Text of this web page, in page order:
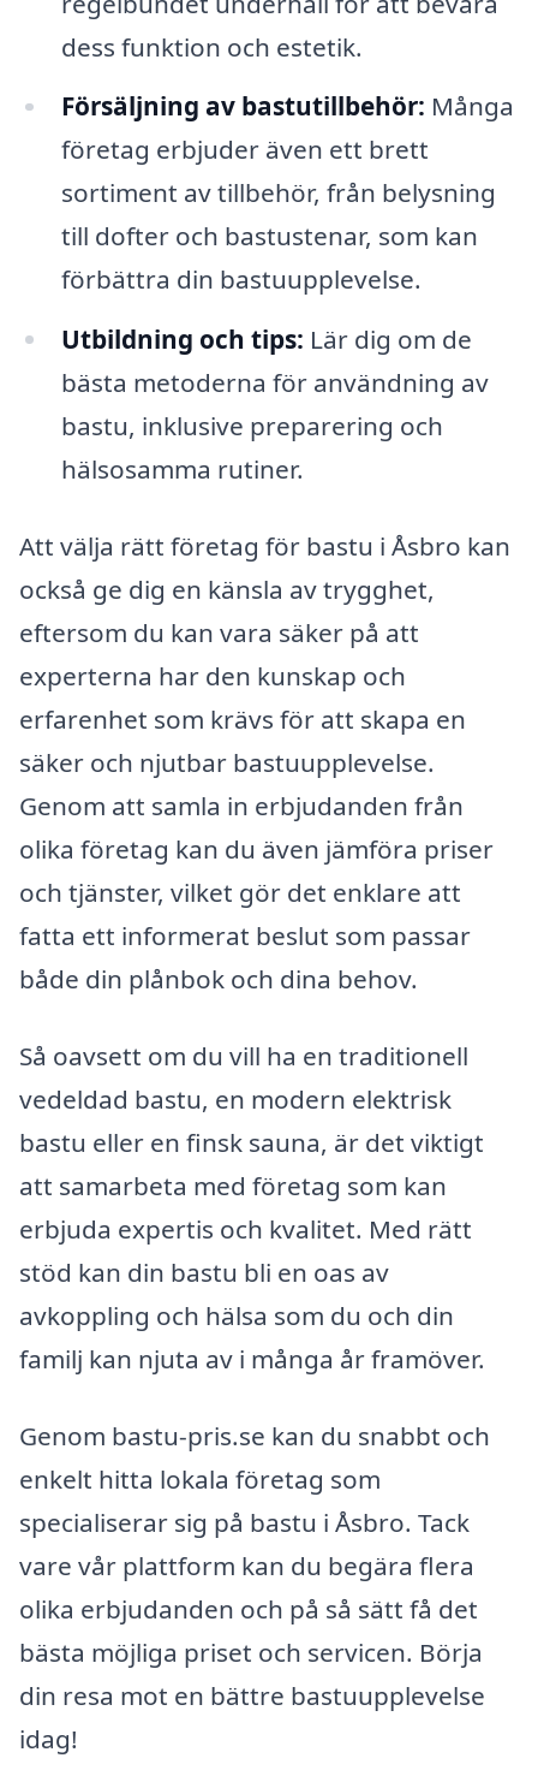
dess funktion och estetik.
Försäljning av bastutillbehör: Många
företag erbjuder även ett brett
sortiment av tillbehör, från belysning
till dofter och bastustenar, som kan
förbättra din bastuupplevelse.
Utbildning och tips: Lär dig om de
bästa metoderna för användning av
bastu, inklusive preparering och
hälsosamma rutiner.
Att välja rätt företag för bastu i Åsbro kan
också ge dig en känsla av trygghet,
eftersom du kan vara säker på att
experterna har den kunskap och
erfarenhet som krävs för att skapa en
säker och njutbar bastuupplevelse.
Genom att samla in erbjudanden från
olika företag kan du även jämföra priser
och tjänster, vilket gör det enklare att
fatta ett informerat beslut som passar
både din plånbok och dina behov.
Så oavsett om du vill ha en traditionell
vedeldad bastu, en modern elektrisk
bastu eller en finsk sauna, är det viktigt
att samarbeta med företag som kan
erbjuda expertis och kvalitet. Med rätt
stöd kan din bastu bli en oas av
avkoppling och hälsa som du och din
familj kan njuta av i många år framöver.
Genom bastu-pris.se kan du snabbt och
enkelt hitta lokala företag som
specialiserar sig på bastu i Åsbro. Tack
vare vår plattform kan du begära flera
olika erbjudanden och på så sätt få det
bästa möjliga priset och servicen. Börja
din resa mot en bättre bastuupplevelse
idag!